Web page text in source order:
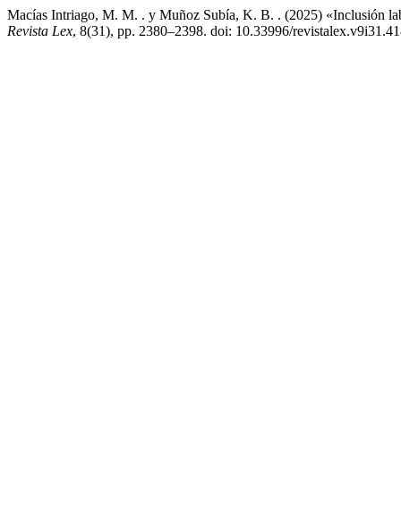
Macías Intriago, M. M. . y Muñoz Subía, K. B. . (2025) «Inclusión
Revista Lex, 8(31), pp. 2380–2398. doi: 10.33996/